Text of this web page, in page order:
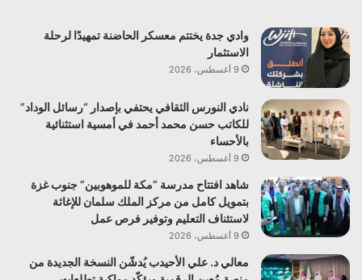
وادي جدة يختتم معسكر الحاضنة تمهيدًا لرحلة
الاستثمار
9 أغسطس، 2026
نادي النورس الثقافي يحتفي بإصدار “رسائل الوداد”
للكاتب حسن محمد أحمد في أمسية استثنائية
بالأحساء
9 أغسطس، 2026
شاهد افتتاح مدرسة “مكة للموهوبين” جنوب غزة
بتمويل كامل من مركز الملك سلمان للإغاثة
لاستئناف التعليم وتوفير فرص عمل
9 أغسطس، 2026
معالي د. علي الأحيدب يُدشّن النسخة الجديدة من